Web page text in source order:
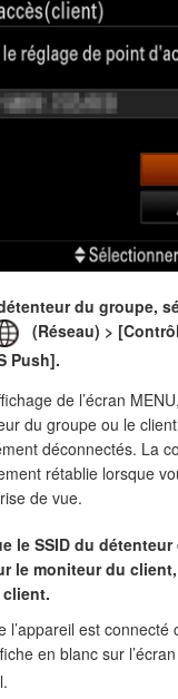
du groupe,
(Réseau) >
Push].
de l’écran
du groupe ou le
déconnectés. La
rétablie lorsque
de vue.
le SSID du
le moniteur du
l’appareil est connecté
en blanc sur